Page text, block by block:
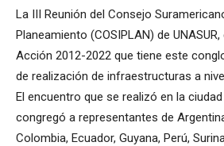
La III Reunión del Consejo
Planeamiento (COSIPLAN) de
Acción 2012-2022 que tiene este
de realización de infraestructuras a
El encuentro que se realizó en la
congregó a representantes de
Colombia, Ecuador, Guyana, Perú,